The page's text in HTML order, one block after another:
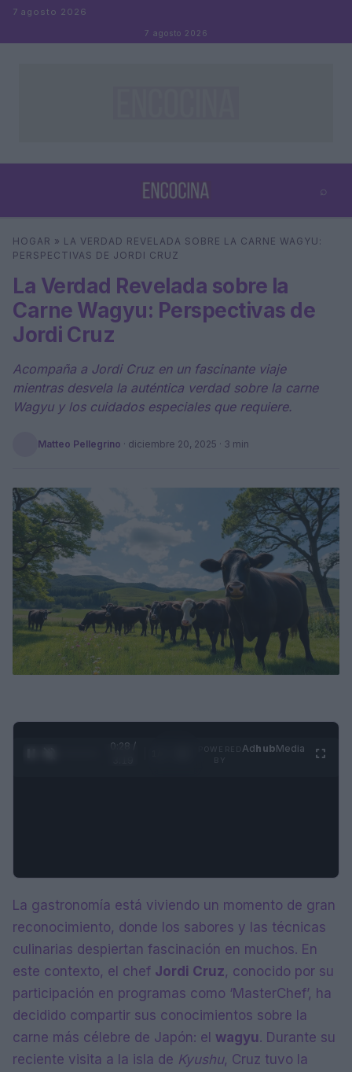
Saltar al contenido
7 agosto 2026
7 agosto 2026
⌕
Buscar ⌕ ×
HOGAR » LA VERDAD REVELADA SOBRE LA CARNE WAGYU:
PERSPECTIVAS DE JORDI CRUZ
La Verdad Revelada sobre la
Carne Wagyu: Perspectivas de
Jordi Cruz
Acompaña a Jordi Cruz en un fascinante viaje
mientras desvela la auténtica verdad sobre la carne
Wagyu y los cuidados especiales que requiere.
Matteo Pellegrino · diciembre 20, 2025 · 3 min
0:28 /
AdhubMedia
La gastronomía está viviendo un momento de gran
reconocimiento, donde los sabores y las técnicas
culinarias despiertan fascinación en muchos. En
este contexto, el chef Jordi Cruz, conocido por su
participación en programas como ‘MasterChef’, ha
decidido compartir sus conocimientos sobre la
carne más célebre de Japón: el wagyu. Durante su
reciente visita a la isla de Kyushu, Cruz tuvo la